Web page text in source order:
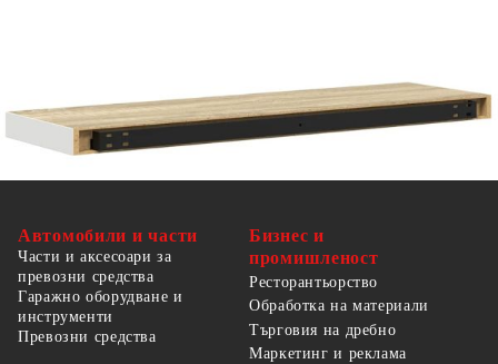
Автомобили и части
Части и аксесоари за
превозни средства
Гаражно оборудване и
инструменти
Превозни средства
Бизнес и
промишленост
Ресторантьорство
Обработка на материали
Търговия на дребно
Маркетинг и реклама